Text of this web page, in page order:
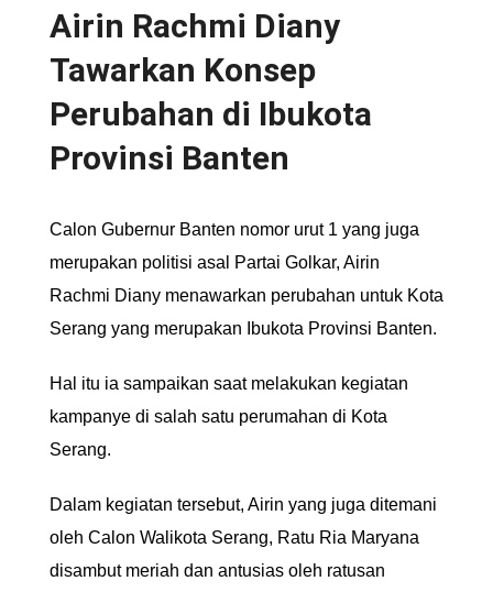
Airin Rachmi Diany
Tawarkan Konsep
Perubahan di Ibukota
Provinsi Banten
Calon Gubernur Banten nomor urut 1 yang juga
merupakan politisi asal Partai Golkar, Airin
Rachmi Diany menawarkan perubahan untuk Kota
Serang yang merupakan Ibukota Provinsi Banten.
Hal itu ia sampaikan saat melakukan kegiatan
kampanye di salah satu perumahan di Kota
Serang.
Dalam kegiatan tersebut, Airin yang juga ditemani
oleh Calon Walikota Serang, Ratu Ria Maryana
disambut meriah dan antusias oleh ratusan